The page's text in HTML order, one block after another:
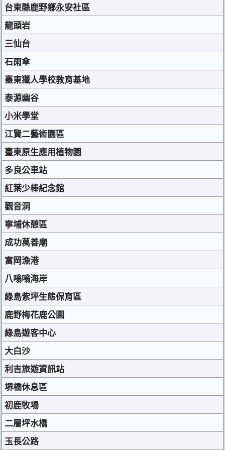
台東縣鹿野鄉永安社區
龍頭岩
三仙台
石雨傘
臺東獵人學校教育基地
泰源幽谷
小米學堂
江賢二藝術園區
臺東原生應用植物園
多良公車站
紅葉少棒紀念館
觀音洞
寧埔休憩區
成功萬善廟
富岡漁港
八嗡嗡海岸
綠島紫坪生態保育區
鹿野梅花鹿公園
綠島遊客中心
大白沙
利吉旅遊資訊站
堺橋休息區
初鹿牧場
二層坪水橋
玉長公路